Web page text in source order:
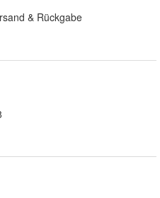
& Rückgabe